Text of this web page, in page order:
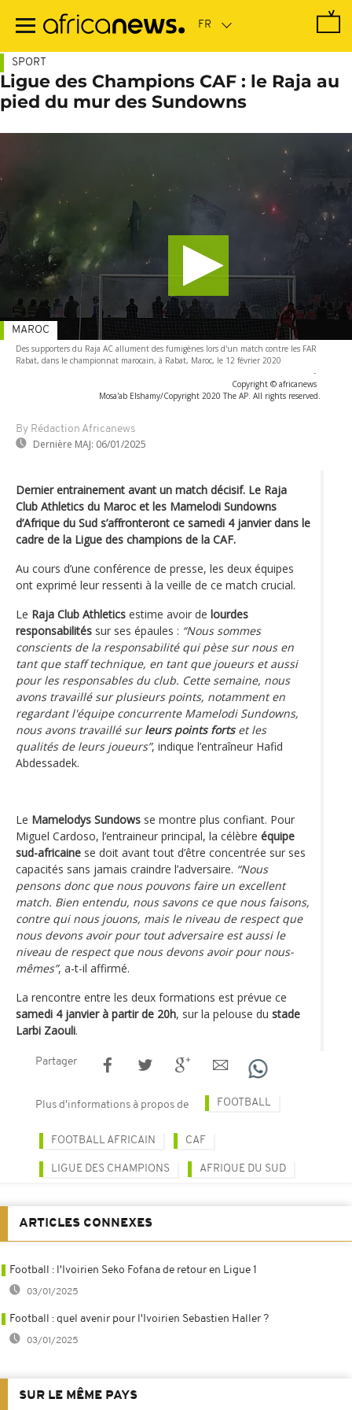
contenu
SPORT
Ligue des Champions CAF : le Raja au
pied du mur des Sundowns
Des supporters du Raja AC allument des fumigènes lors d'un match contre les FAR
Rabat, dans le championnat marocain, à Rabat, Maroc, le 12 février 2020
-
Copyright © africanews
Mosa'ab Elshamy/Copyright 2020 The AP. All rights reserved.
By Rédaction Africanews
Dernière MAJ: 06/01/2025
MAROC
Dernier entrainement avant un match décisif. Le Raja
Club Athletics du Maroc et les Mamelodi Sundowns
d’Afrique du Sud s’affronteront ce samedi 4 janvier dans le
cadre de la Ligue des champions de la CAF.
Au cours d’une conférence de presse, les deux équipes
ont exprimé leur ressenti à la veille de ce match crucial.
Le Raja Club Athletics estime avoir de lourdes
responsabilités sur ses épaules : “Nous sommes
conscients de la responsabilité qui pèse sur nous en
tant que staff technique, en tant que joueurs et aussi
pour les responsables du club. Cette semaine, nous
avons travaillé sur plusieurs points, notamment en
regardant l'équipe concurrente Mamelodi Sundowns,
nous avons travaillé surleurs points fortset les
qualités de leurs joueurs”, indique l’entraîneur Hafid
Abdessadek.
Le Mamelodys Sundows se montre plus confiant. Pour
Miguel Cardoso, l’entraineur principal, la célèbre équipe
sud-africaine se doit avant tout d’être concentrée sur ses
capacités sans jamais craindre l’adversaire. “Nous
pensons donc que nous pouvons faire un excellent
match. Bien entendu, nous savons ce que nous faisons,
contre qui nous jouons, mais le niveau de respect que
nous devons avoir pour tout adversaire est aussi le
niveau de respect que nous devons avoir pour nous-
mêmes”, a-t-il affirmé.
La rencontre entre les deux formations est prévue ce
samedi 4 janvier à partir de 20h, sur la pelouse du stade
Larbi Zaouli.
Partager
Plus d'informations à propos de FOOTBALL
FOOTBALL AFRICAIN CAF
LIGUE DES CHAMPIONS AFRIQUE DU SUD
ARTICLES CONNEXES
Football : l'Ivoirien Seko Fofana de retour en Ligue 1
03/01/2025
Football : quel avenir pour l'Ivoirien Sebastien Haller ?
03/01/2025
SUR LE MÊME PAYS